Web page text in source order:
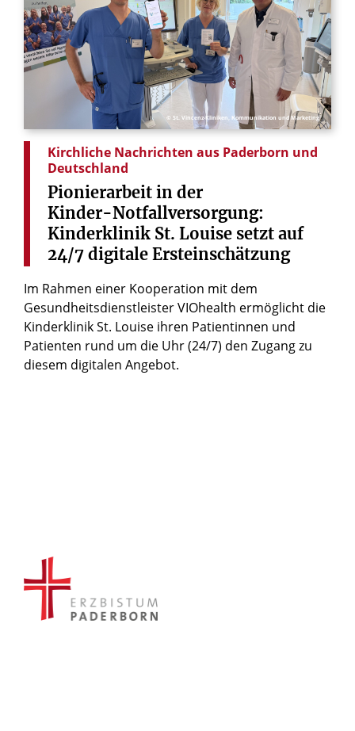
© St. Vincenz-Kliniken, Kommunikation und Marketing
Kirchliche Nachrichten aus Paderborn und
Deutschland
Pionierarbeit in der
Kinder-Notfallversorgung:
Kinderklinik St. Louise setzt auf
24/7 digitale Ersteinschätzung
Im Rahmen einer Kooperation mit dem
Gesundheitsdienstleister VIOhealth ermöglicht die
Kinderklinik St. Louise ihren Patientinnen und
Patienten rund um die Uhr (24/7) den Zugang zu
diesem digitalen Angebot.